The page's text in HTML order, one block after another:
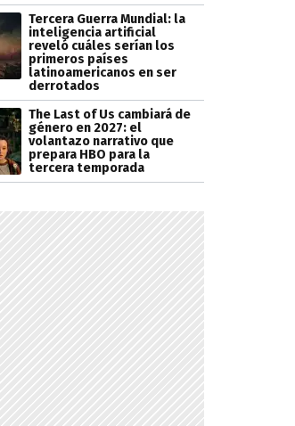
Tercera Guerra Mundial: la
inteligencia artificial
reveló cuáles serían los
primeros países
latinoamericanos en ser
derrotados
The Last of Us cambiará de
género en 2027: el
volantazo narrativo que
prepara HBO para la
tercera temporada